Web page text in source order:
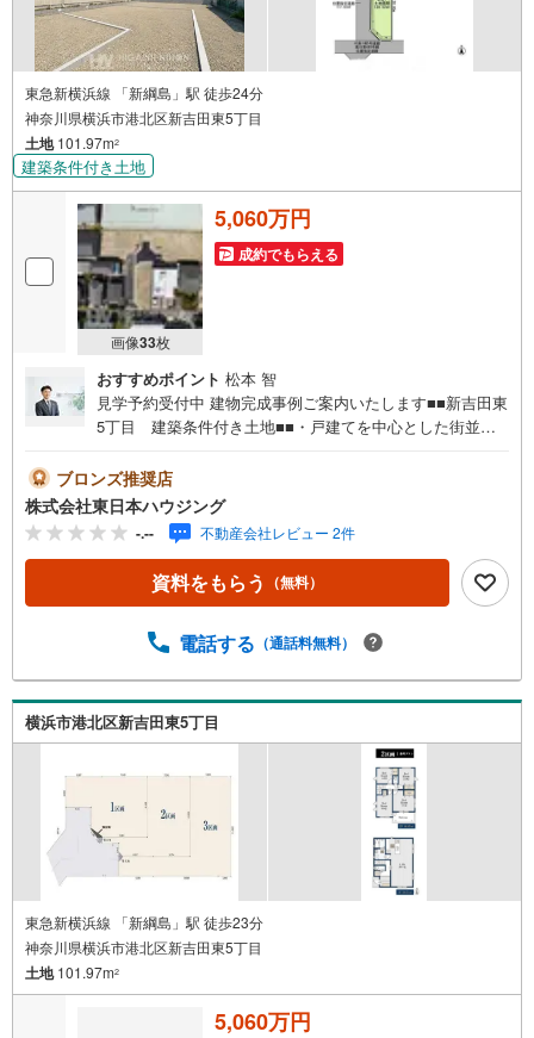
東急新横浜線 「新綱島」駅 徒歩24分
神奈川県横浜市港北区新吉田東5丁目
土地101.97m2
建築条件付き土地
画像33枚
5,060万円
成約でもらえる
おすすめポイント 松本 智
見学予約受付中 建物完成事例ご案内いたします■■新吉田東
5丁目 建築条件付き土地■■・戸建てを中心とした街並
麗に区画された通風に優れた心地の良い立地・強度、耐震
制、耐久性を高めた安心の施工・快適な生活をサポートす
る充実の仕様と設備間取りや外壁の色を選べる自由度があ
るプレミアムスタイルか、参考プラン通りにスムーズに建
てられるリミテッドスタイルをお選びいただけます。 キッ
ズコーナー完備 提携駐車場あり ご来店プレゼントあり ■お
ュレーションを基に、諸費用や毎月のお支払い額等、分か
日:なし（年末年始を除く）上記時間はお電話が繋がりやす
くなっております。ぜひお気軽にご連絡下さい！現地を見
学される場合は「室内・現地を見学する（無料）」ボタン
よりご希望の日時をご記入いただけますとスムーズにご案
内が可能です。
ブロンズ推奨店
株式会社東日本ハウジング
-.-- 不動産会社レビュー 2件
資料をもらう （無料）
電話する （通話料無料）
横浜市港北区新吉田東5丁目
東急新横浜線 「新綱島」駅 徒歩23分
神奈川県横浜市港北区新吉田東5丁目
土地101.97m2
5,060万円